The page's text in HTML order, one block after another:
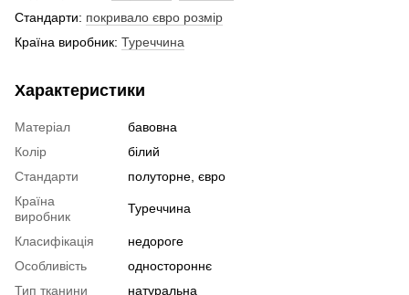
Стандарти: покривало євро розмір
Країна виробник: Туреччина
Характеристики
Матеріал
бавовна
Колір
білий
Стандарти
полуторне, євро
Країна
виробник
Туреччина
Класифікація
недороге
Особливість
одностороннє
Тип тканини
натуральна